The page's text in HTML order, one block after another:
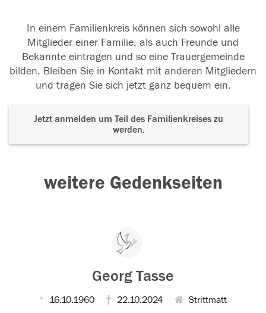
In einem Familienkreis können sich sowohl alle
Mitglieder einer Familie, als auch Freunde und
Bekannte eintragen und so eine Trauergemeinde
bilden. Bleiben Sie in Kontakt mit anderen Mitgliedern
und tragen Sie sich jetzt ganz bequem ein.
Jetzt anmelden um Teil des Familienkreises zu
werden.
weitere Gedenkseiten
Georg Tasse
16.10.1960 22.10.2024 Strittmatt